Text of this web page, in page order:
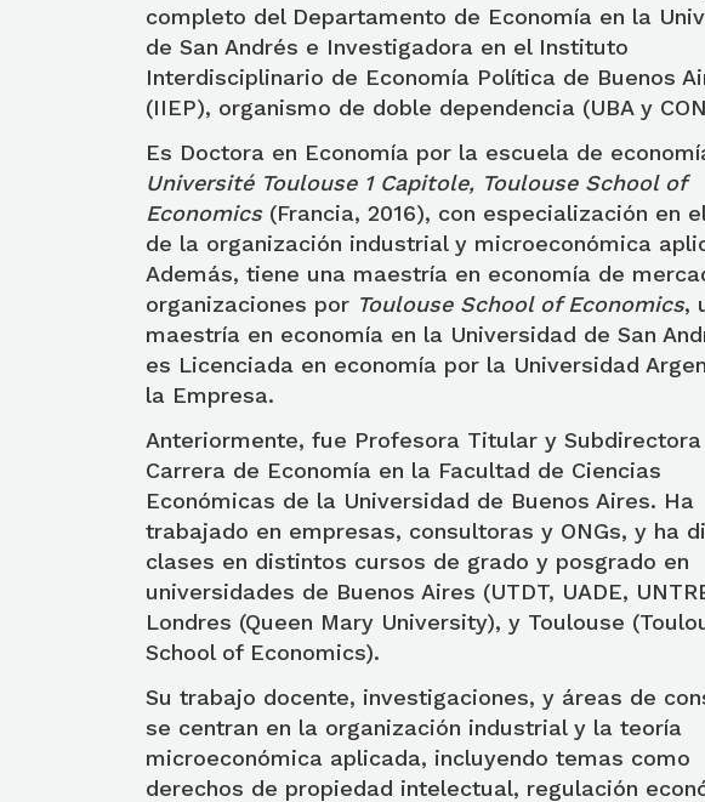
completo del Departamento de Economía en la
de San Andrés e Investigadora en el Instituto
Interdisciplinario de Economía Política de Buenos
(IIEP), organismo de doble dependencia (UBA y
Es Doctora en Economía por la escuela de
Université Toulouse 1 Capitole, Toulouse School of
Economics(Francia, 2016), con especialización en
de la organización industrial y microeconómica
Además, tiene una maestría en economía de
organizaciones por Toulouse School of Economics,
maestría en economía en la Universidad de San
es Licenciada en economía por la Universidad
la Empresa.
Anteriormente, fue Profesora Titular y
Carrera de Economía en la Facultad de Ciencias
Económicas de la Universidad de Buenos Aires. Ha
trabajado en empresas, consultoras y ONGs, y ha
clases en distintos cursos de grado y posgrado en
universidades de Buenos Aires (UTDT, UADE,
Londres (Queen Mary University), y Toulouse
School of Economics).
Su trabajo docente, investigaciones, y áreas de
se centran en la organización industrial y la teoría
microeconómica aplicada, incluyendo temas como
derechos de propiedad intelectual, regulación